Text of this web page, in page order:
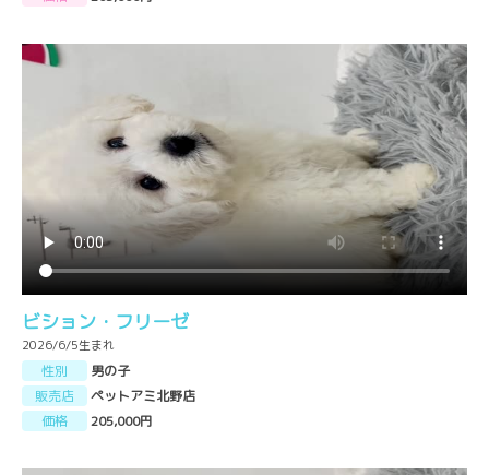
ビション・フリーゼ
2026/6/5生まれ
性別
男の子
販売店
ペットアミ北野店
価格
205,000円